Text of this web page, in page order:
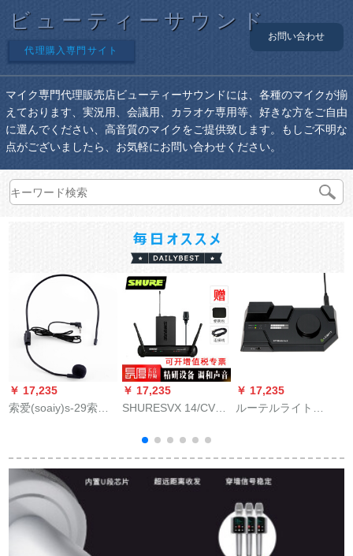
ビューティーサウンド
代理購入専門サイト
お問い合わせ
マイク専門代理販売店ビューティーサウンドには、各種のマイクが揃
えております、実況用、会議用、カラオケ専用等、好きな方をご自由
に選んでください、高音質のマイクをご提供致します。もしご不明な
点がございましたら、お気軽にお問い合わせください。
￥ 17,235
索爱(soaiy)s-29索爱
を标准装备していま
す。
￥ 17,235
SHURESVX 14/CVL
んが胸マイクを教え
てくれます。
￥ 17,235
ルーテルライト
クトラックトラック
トラックトラックト
ックトラックトラッ
クトラックトラック
トラックトラックト